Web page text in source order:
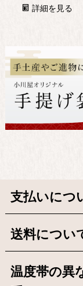
詳細を見る
支払いにつ
送料につい
温度帯の異